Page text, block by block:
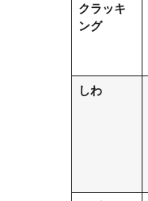
クラッキ
ング
しわ